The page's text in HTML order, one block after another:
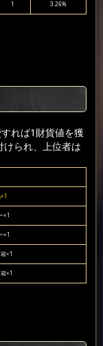
1 3.26%
れば1財貨値を獲
られ、上位者は
×1
×1
×1
×1